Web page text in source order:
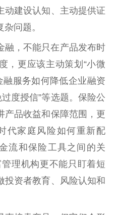
动建设认知、主动提供证
问题。
融 ，不能只在产品发布时
，更应该主动策划“小微
融 服务如何降低企业融资
度授信”等选题。保险公
产品收益和保障范围，更
代家庭风险如何重新配
流和保险工具之间的关
理机构更不能只盯着短
投资者教育、风险认知和